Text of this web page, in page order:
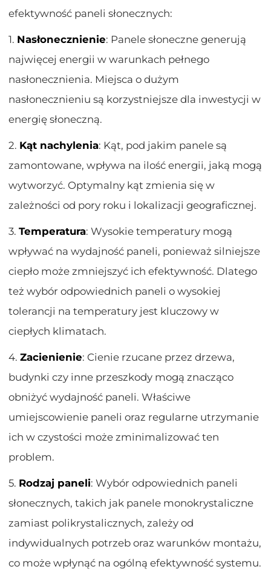
efektywność paneli słonecznych:
1. Nasłonecznienie: Panele słoneczne generują
najwięcej energii w warunkach pełnego
nasłonecznienia. Miejsca o dużym
nasłonecznieniu są korzystniejsze dla inwestycji w
energię słoneczną.
2. Kąt nachylenia: Kąt, pod jakim panele są
zamontowane, wpływa na ilość energii, jaką mogą
wytworzyć. Optymalny kąt zmienia się w
zależności od pory roku i lokalizacji geograficznej.
3.Temperatura: Wysokie temperatury mogą
wpływać na wydajność paneli, ponieważ silniejsze
ciepło może zmniejszyć ich efektywność. Dlatego
też wybór odpowiednich paneli o wysokiej
tolerancji na temperatury jest kluczowy w
ciepłych klimatach.
4.Zacienienie: Cienie rzucane przez drzewa,
budynki czy inne przeszkody mogą znacząco
obniżyć wydajność paneli. Właściwe
umiejscowienie paneli oraz regularne utrzymanie
ich w czystości może zminimalizować ten
problem.
5. Rodzaj paneli: Wybór odpowiednich paneli
słonecznych, takich jak panele monokrystaliczne
zamiast polikrystalicznych, zależy od
indywidualnych potrzeb oraz warunków montażu,
co może wpłynąć na ogólną efektywność systemu.